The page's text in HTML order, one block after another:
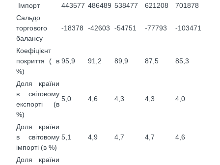
Імпорт
443577 486489 538477 621208
701878
Сальдо
торгового
балансу
-18378 -42603 -54751 -77793 -103471
Коефіцієнт
покриття ( в
%)
95,9 91,2 89,9 87,5 85,3
Доля країни
в світовому
експорті (в
%)
5,0 4,6 4,3 4,3 4,0
Доля країни
в світовому
імпорті (в %)
5,1 4,9 4,7 4,7 4,6
Доля країни